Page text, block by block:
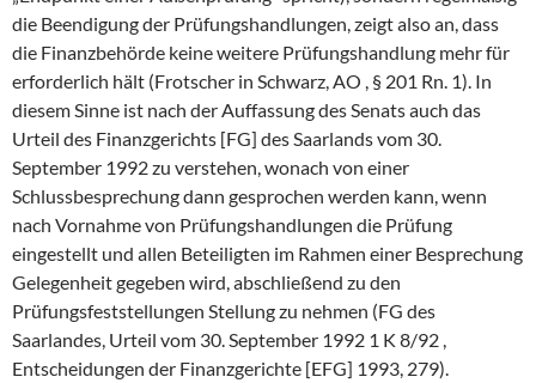
die Beendigung der Prüfungshandlungen, zeigt also an, dass
die Finanzbehörde keine weitere Prüfungshandlung mehr für
erforderlich hält (Frotscher in Schwarz, AO , § 201 Rn. 1). In
diesem Sinne ist nach der Auffassung des Senats auch das
Urteil des Finanzgerichts [FG] des Saarlands vom 30.
September 1992 zu verstehen, wonach von einer
Schlussbesprechung dann gesprochen werden kann, wenn
nach Vornahme von Prüfungshandlungen die Prüfung
eingestellt und allen Beteiligten im Rahmen einer Besprechung
Gelegenheit gegeben wird, abschließend zu den
Prüfungsfeststellungen Stellung zu nehmen (FG des
Saarlandes, Urteil vom 30. September 1992 1 K 8/92 ,
Entscheidungen der Finanzgerichte [EFG] 1993, 279).